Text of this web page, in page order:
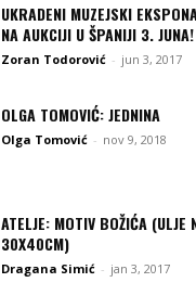
UKRADENI MUZEJSKI
NA AUKCIJI U ŠPANIJI 3. JUNA!
Zoran Todorović - jun 3, 2017
OLGA TOMOVIĆ: JEDNINA
Olga Tomović - nov 9, 2018
ATELJE: MOTIV BOŽIĆA (ULJE
30X40CM)
Dragana Simić - jan 3, 2017